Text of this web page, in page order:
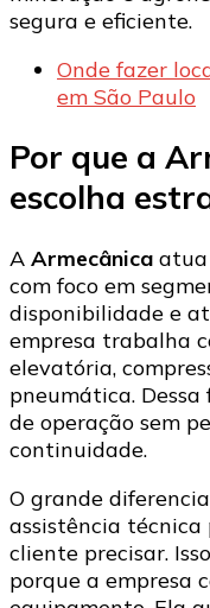
segura e eficiente.
Onde fazer
em São Paulo
Por que a
escolha
A Armecânica atua
com foco em
disponibilidade e
empresa trabalha
elevatória,
pneumática.
de operação sem
continuidade.
O grande
assistência
cliente precisar.
porque a empresa